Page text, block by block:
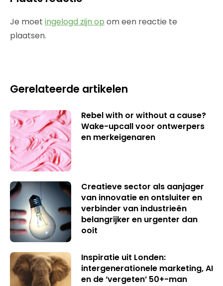
Je moet ingelogd zijn op om een reactie te
plaatsen.
Gerelateerde artikelen
Rebel with or without a cause?
Wake-upcall voor ontwerpers
en merkeigenaren
Creatieve sector als aanjager
van innovatie en ontsluiter en
verbinder van industrieën
belangrijker en urgenter dan
ooit
Inspiratie uit Londen:
intergenerationele marketing, AI
en de ‘vergeten’ 50+-man